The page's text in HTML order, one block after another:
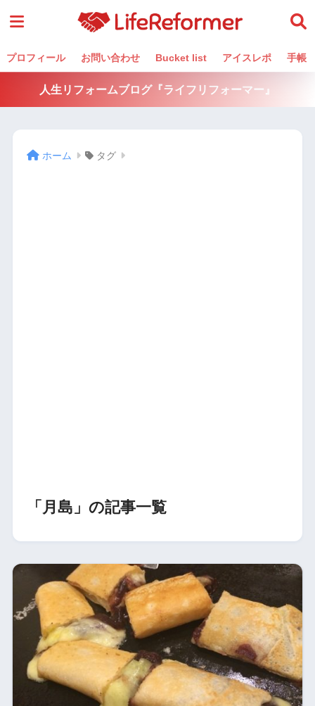
プロフィール お問い合わせ Bucket list アイスレポ 手帳
人生リフォームブログ『ライフリフォーマー』
ホーム タグ
「月島」の記事一覧